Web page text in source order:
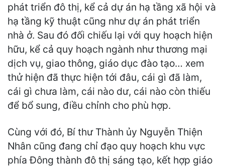
phát triển đô thị, kể cả dự án hạ tầng xã hội và
hạ tầng kỹ thuật cũng như dự án phát triển
nhà ở. Sau đó đối chiếu lại với quy hoạch hiện
hữu, kể cả quy hoạch ngành như thương mại
dịch vụ, giao thông, giáo dục đào tạo… xem
thử hiện đã thực hiện tới đâu, cái gì đã làm,
cái gì chưa làm, cái nào dư, cái nào còn thiếu
để bổ sung, điều chỉnh cho phù hợp.
Cùng với đó, Bí thư Thành ủy Nguyễn Thiện
Nhân cũng đang chỉ đạo quy hoạch khu vực
phía Đông thành đô thị sáng tạo, kết hợp giáo